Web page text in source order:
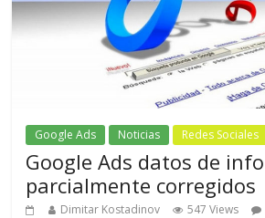
Google Ads Noticias Redes Sociales
Google Ads datos de
parcialmente corregidos
Dimitar Kostadinov 547 Views